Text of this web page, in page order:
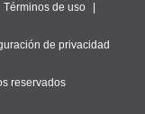
Términos de uso
de privacidad
reservados